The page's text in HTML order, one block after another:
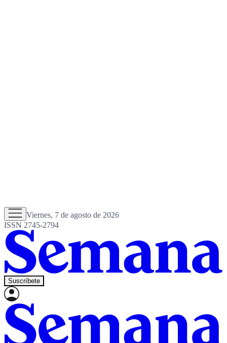
Viernes, 7 de agosto de 2026
ISSN 2745-2794
Suscríbete